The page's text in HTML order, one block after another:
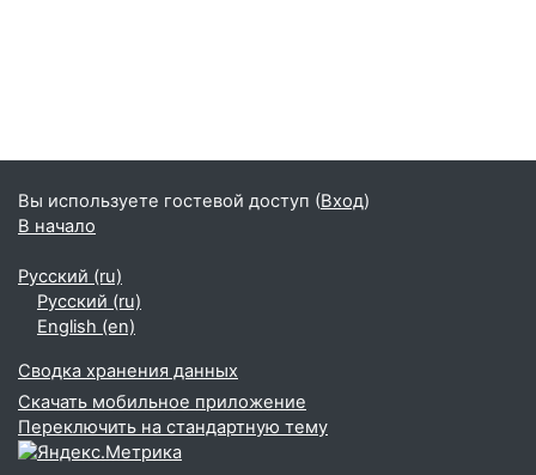
Вы используете гостевой доступ (Вход)
В начало
Русский ‎(ru)‎
Русский ‎(ru)‎
English ‎(en)‎
Сводка хранения данных
Скачать мобильное приложение
Переключить на стандартную тему